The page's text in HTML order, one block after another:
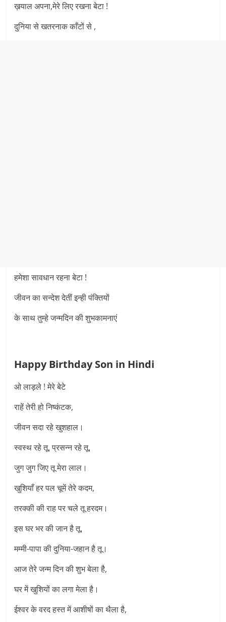
ख़याल अपना,मेरे लिए रखना बेटा !
दुनिया से खतरनाक काँटों से ,
हमेशा सावधान रहना बेटा !
जीवन का सन्देश देतीं इन्ही पंक्तियों
के साथ तुम्हे जन्मदिन की शुभकामनाएं
Happy Birthday Son in Hindi
ओ लाड़ले ! मेरे बेटे
राहें तेरी हो निष्कंटक,
जीवन सदा रहे खुशहाल।
स्वस्थ रहे तू, प्रसन्न रहे तू,
जुग जुग जिए तू मेरा लाल।
खुशियाँ हर पल चूमें तेरे कदम,
तरक्की की राह पर चले तू हरदम।
इस घर भर की जान है तू,
मम्मी-पापा की दुनिया-जहान है तू।
आज तेरे जन्म दिन की शुभ बेला है,
घर में खुशियों का लगा मेला है।
ईश्वर के वरद हस्त में आशीषों का थैला है,